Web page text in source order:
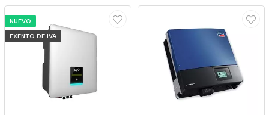
NUEVO
EXENTO DE IVA